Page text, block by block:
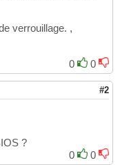
verrouillage. ,
0
0
#2
?
0
0